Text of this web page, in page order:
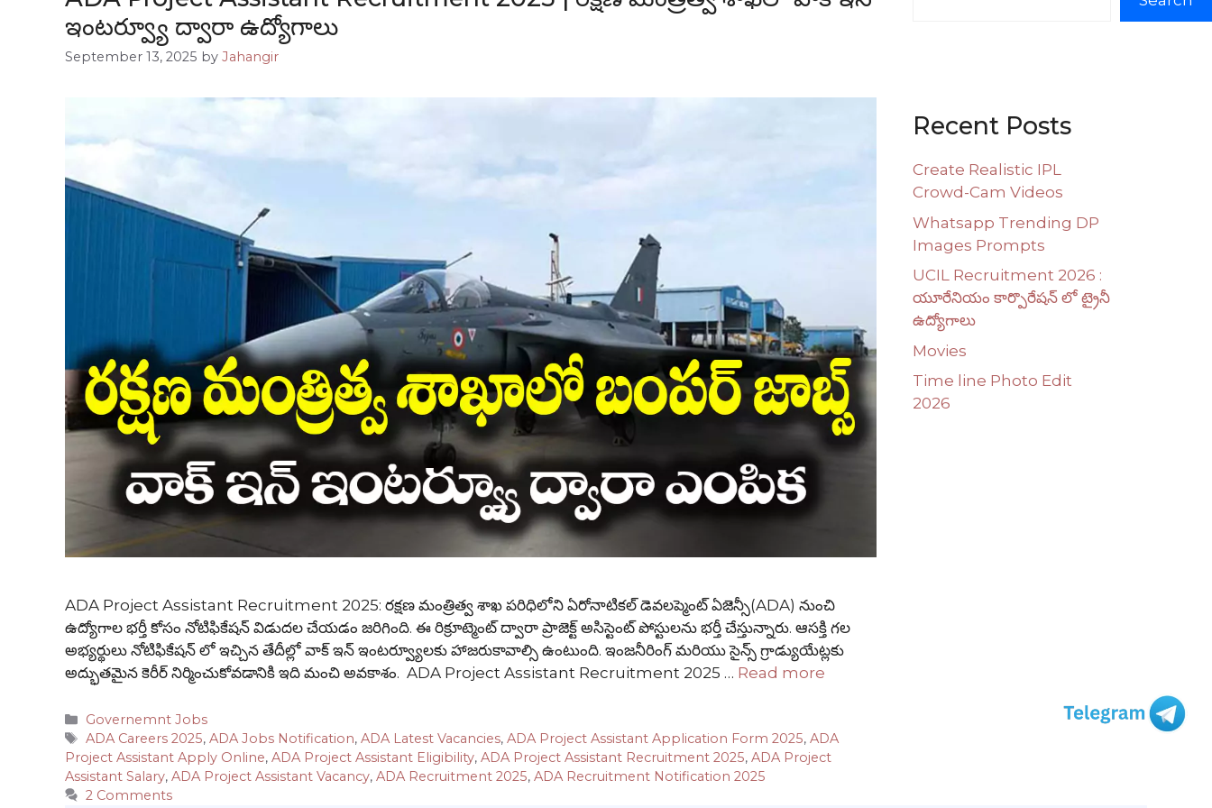
ఇంటర్వ్యూ ద్వారా ఉద్యోగాలు
September 13, 2025 by Jahangir
ADA Project Assistant Recruitment 2025: రక్షణ మంత్రిత్వ శాఖ పరిధిలోని ఏరోనాటికల్ డెవలప్మెంట్ ఏజెన్సీ(ADA) నుంచి
ఉద్యోగాల భర్తీ కోసం నోటిఫికేషన్ విడుదల చేయడం జరిగింది. ఈ రిక్రూట్మెంట్ ద్వారా ప్రాజెక్ట్ అసిస్టెంట్ పోస్టులను భర్తీ చేస్తున్నారు. ఆసక్తి గల
అభ్యర్థులు నోటిఫికేషన్ లో ఇచ్చిన తేదీల్లో వాక్ ఇన్ ఇంటర్వ్యూలకు హాజరుకావాల్సి ఉంటుంది. ఇంజనీరింగ్ మరియు సైన్స్ గ్రాడ్యుయేట్లకు
అద్భుతమైన కెరీర్ నిర్మించుకోవడానికి ఇది మంచి అవకాశం. ADA Project Assistant Recruitment 2025 … Read more
Categories
Governemnt Jobs
Tags
ADA Careers 2025,ADA Jobs Notification,ADA Latest Vacancies,ADA Project Assistant Application Form 2025,ADA
Project Assistant Apply Online, ADA Project Assistant Eligibility, ADA Project Assistant Recruitment 2025, ADA Project
Assistant Salary, ADA Project Assistant Vacancy, ADA Recruitment 2025, ADA Recruitment Notification 2025
2 Comments
Recent Posts
Create Realistic IPL
Crowd-Cam Videos
Whatsapp Trending DP
Images Prompts
UCIL Recruitment 2026 :
యూరేనియం కార్పొరేషన్ లో ట్రైనీ
ఉద్యోగాలు
Movies
Time line Photo Edit
2026